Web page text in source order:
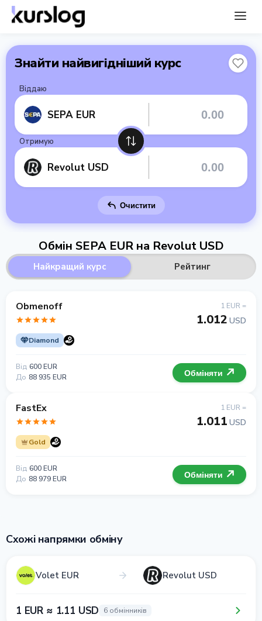
Знайти найвигідніший курс
Віддаю
SEPA EUR
Отримую
Revolut USD
Очистити
Обмін SEPA EUR на Revolut USD
Найкращий курс Рейтинг
Obmenoff
Diamond
1 EUR =
1.012 USD
Від 600 EUR
До 88 935 EUR Обміняти
FastEx
Gold
1 EUR =
1.011 USD
Від 600 EUR
До 88 979 EUR Обміняти
Схожі напрямки обміну
Volet EUR Revolut USD
1 EUR ≈ 1.11 USD 6 обмінників